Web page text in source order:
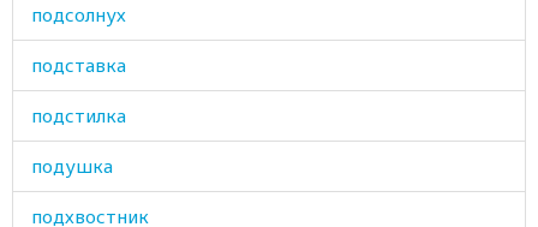
подсолнух
подставка
подстилка
подушка
подхвостник